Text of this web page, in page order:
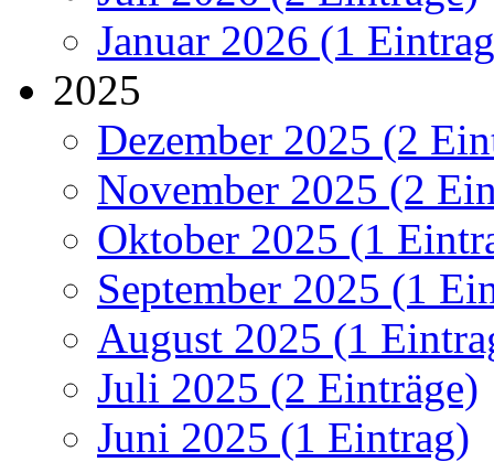
Januar 2026 (1
2025
Dezember 2025 (2
November 2025 (2
Oktober 2025 (1
September 2025 (1
August 2025 (1
Juli 2025 (2 Einträge)
Juni 2025 (1 Eintrag)